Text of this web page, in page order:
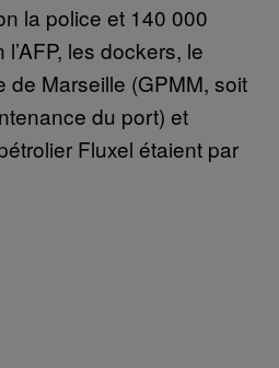
la police et 140 000
les dockers, le
de Marseille (GPMM, soit
du port) et
Fluxel étaient par